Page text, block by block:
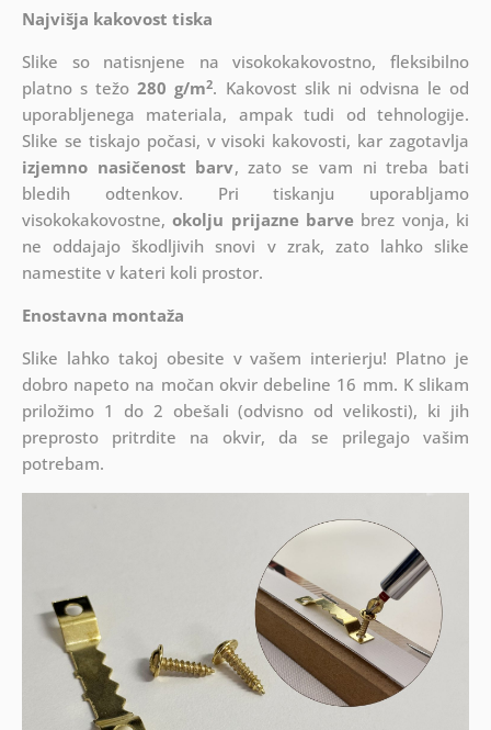
Najvišja kakovost tiska
Slike so natisnjene na visokokakovostno, fleksibilno
platno s težo280 g/m2. Kakovost slik ni odvisna le od
uporabljenega materiala, ampak tudi od tehnologije.
Slike se tiskajo počasi, v visoki kakovosti, kar zagotavlja
izjemno nasičenost barv, zato se vam ni treba bati
bledih odtenkov. Pri tiskanju uporabljamo
visokokakovostne,okolju prijazne barve brez vonja, ki
ne oddajajo škodljivih snovi v zrak, zato lahko slike
namestite v kateri koli prostor.
Enostavna montaža
Slike lahko takoj obesite v vašem interierju! Platno je
dobro napeto na močan okvir debeline 16 mm. K slikam
priložimo 1 do 2 obešali (odvisno od velikosti), ki jih
preprosto pritrdite na okvir, da se prilegajo vašim
potrebam.